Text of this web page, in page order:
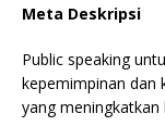
Meta Deskripsi
Public speaking
kepemimpinan dan
yang